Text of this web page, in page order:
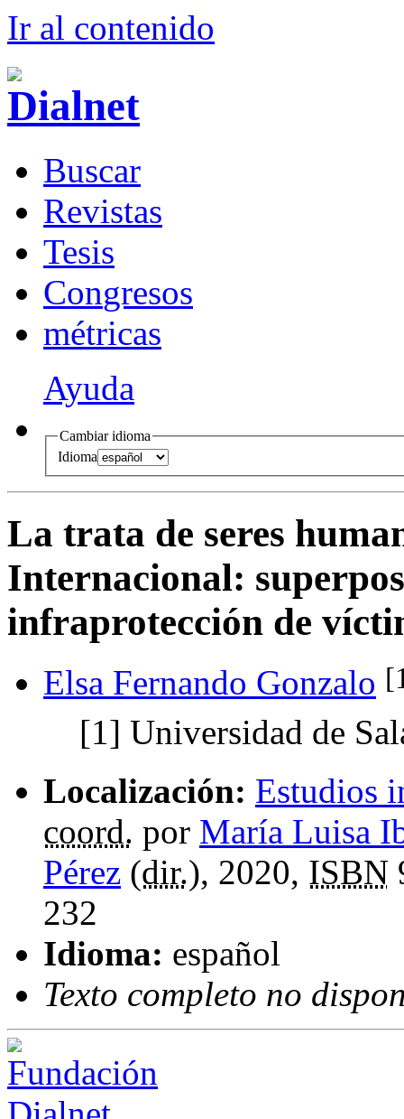
Ir al contenido
Buscar
Revistas
Tesis
Congresos
métricas
Ayuda
Cambiar idioma
Idioma
La trata de seres
Internacional:
infraprotección de
Elsa Fernando Gonzalo
[1] Universidad de
Localización: Estudios
coord. por María Luisa
Pérez (dir.), 2020, ISBN
232
Idioma: español
Texto completo no